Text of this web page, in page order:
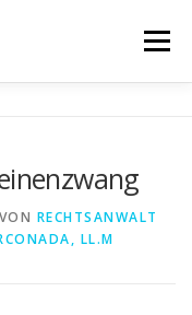
Menü
VON RECHTSANWALT
LL.M